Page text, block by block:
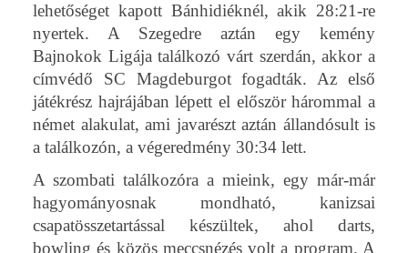
lehetőséget kapott Bánhidiéknél, akik 28:21-re
nyertek. A Szegedre aztán egy kemény
Bajnokok Ligája találkozó várt szerdán, akkor a
címvédő SC Magdeburgot fogadták. Az első
játékrész hajrájában lépett el először hárommal a
német alakulat, ami javarészt aztán állandósult is
a találkozón, a végeredmény 30:34 lett.
A szombati találkozóra a mieink, egy már-már
hagyományosnak mondható, kanizsai
csapatösszetartással készültek, ahol darts,
bowling és közös meccsnézés volt a program. A